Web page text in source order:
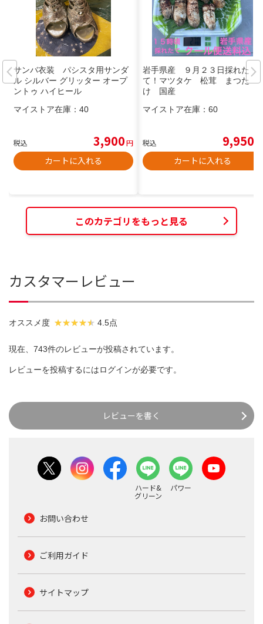
サンバ衣装 パシスタ用サンダ
ル シルバー グリッター オープ
ントゥ ハイヒール
マイストア在庫： 40
税込 3,900円
カートに入れる
岩手県産 ９月２３日採れた
て！マツタケ 松茸 まつた
け 国産
マイストア在庫： 60
税込 9,950
カートに入れる
このカテゴリをもっと見る
カスタマーレビュー
オススメ度 4.5点
現在、743件のレビューが投稿されています。
レビューを投稿するにはログインが必要です。
レビューを書く
ハード&
グリーン
パワー
お問い合わせ
ご利用ガイド
サイトマップ